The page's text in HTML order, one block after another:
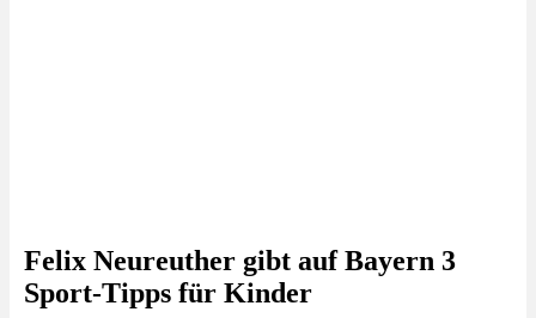
Felix Neureuther gibt auf Bayern 3
Sport-Tipps für Kinder